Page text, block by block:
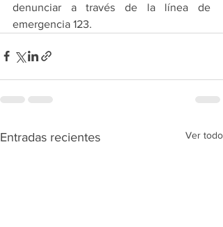
denunciar a través de la línea de
emergencia 123.
Entradas recientes Ver todo